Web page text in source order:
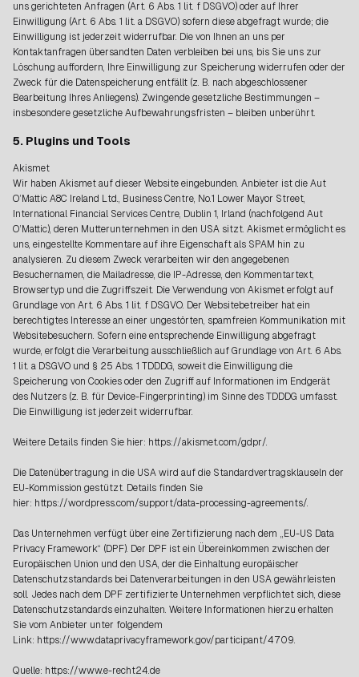
uns gerichteten Anfragen (Art. 6 Abs. 1 lit. f DSGVO) oder auf Ihrer
Einwilligung (Art. 6 Abs. 1 lit. a DSGVO) sofern diese abgefragt wurde; die
Einwilligung ist jederzeit widerrufbar. Die von Ihnen an uns per
Kontaktanfragen übersandten Daten verbleiben bei uns, bis Sie uns zur
Löschung auffordern, Ihre Einwilligung zur Speicherung widerrufen oder der
Zweck für die Datenspeicherung entfällt (z. B. nach abgeschlossener
Bearbeitung Ihres Anliegens). Zwingende gesetzliche Bestimmungen –
insbesondere gesetzliche Aufbewahrungsfristen – bleiben unberührt.
5. Plugins und Tools
Akismet
Wir haben Akismet auf dieser Website eingebunden. Anbieter ist die Aut
O’Mattic A8C Ireland Ltd., Business Centre, No.1 Lower Mayor Street,
International Financial Services Centre, Dublin 1, Irland (nachfolgend Aut
O’Mattic), deren Mutterunternehmen in den USA sitzt. Akismet ermöglicht es
uns, eingestellte Kommentare auf ihre Eigenschaft als SPAM hin zu
analysieren. Zu diesem Zweck verarbeiten wir den angegebenen
Besuchernamen, die Mailadresse, die IP-Adresse, den Kommentartext,
Browsertyp und die Zugriffszeit. Die Verwendung von Akismet erfolgt auf
Grundlage von Art. 6 Abs. 1 lit. f DSGVO. Der Websitebetreiber hat ein
berechtigtes Interesse an einer ungestörten, spamfreien Kommunikation mit
Websitebesuchern. Sofern eine entsprechende Einwilligung abgefragt
wurde, erfolgt die Verarbeitung ausschließlich auf Grundlage von Art. 6 Abs.
1 lit. a DSGVO und § 25 Abs. 1 TDDDG, soweit die Einwilligung die
Speicherung von Cookies oder den Zugriff auf Informationen im Endgerät
des Nutzers (z. B. für Device-Fingerprinting) im Sinne des TDDDG umfasst.
Die Einwilligung ist jederzeit widerrufbar.
Weitere Details finden Sie hier: https://akismet.com/gdpr/.
Die Datenübertragung in die USA wird auf die Standardvertragsklauseln der
EU-Kommission gestützt. Details finden Sie
hier: https://wordpress.com/support/data-processing-agreements/.
Das Unternehmen verfügt über eine Zertifizierung nach dem „EU-US Data
Privacy Framework“ (DPF). Der DPF ist ein Übereinkommen zwischen der
Europäischen Union und den USA, der die Einhaltung europäischer
Datenschutzstandards bei Datenverarbeitungen in den USA gewährleisten
soll. Jedes nach dem DPF zertifizierte Unternehmen verpflichtet sich, diese
Datenschutzstandards einzuhalten. Weitere Informationen hierzu erhalten
Sie vom Anbieter unter folgendem
Link: https://www.dataprivacyframework.gov/participant/4709.
Quelle: https://www.e-recht24.de